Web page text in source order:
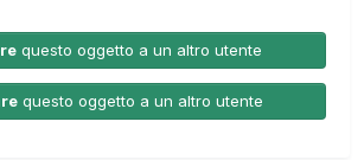
questo oggetto a un altro utente
questo oggetto a un altro utente